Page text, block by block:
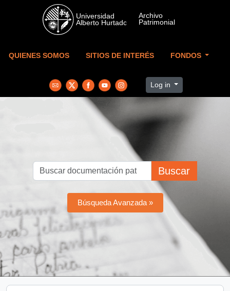
Skip to main content
QUIENES SOMOS SITIOS DE INTERÉS FONDOS
Log in
Buscar
Búsqueda Avanzada »